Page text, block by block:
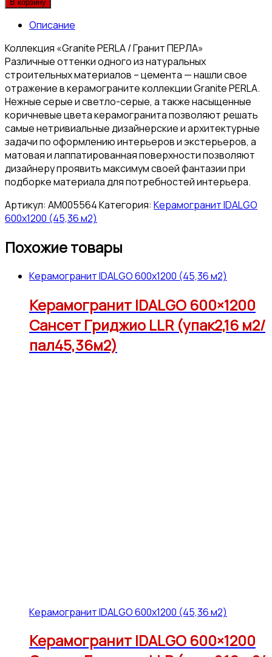
В корзину
Описание
Коллекция «Granite PERLA / Гранит ПЕРЛА»
Различные оттенки одного из натуральных
строительных материалов – цемента — нашли свое
отражение в керамограните коллекции Granite PERLA.
Нежные серые и светло-серые, а также насыщенные
коричневые цвета керамогранита позволяют решать
самые нетривиальные дизайнерские и архитектурные
задачи по оформлению интерьеров и экстерьеров, а
матовая и лаппатированная поверхности позволяют
дизайнеру проявить максимум своей фантазии при
подборке материала для потребностей интерьера.
Артикул: АМ005564Категория: Керамогранит IDALGO
600x1200 (45,36 м2)
Похожие товары
Керамогранит IDALGO 600x1200 (45,36 м2)
Керамогранит IDALGO 600×1200
Сансет Гриджио LLR (упак2,16 м2/
пал45,36м2)
Керамогранит IDALGO 600x1200 (45,36 м2)
Керамогранит IDALGO 600×1200